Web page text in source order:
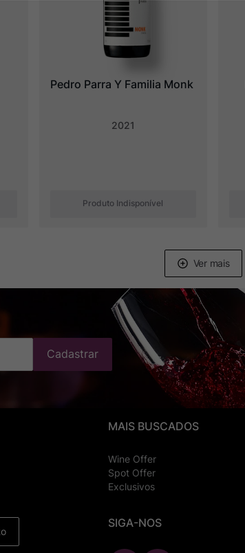
Pedro Parra Y Familia Monk
2021
Produto Indisponível
Cadastrar
MAIS BUSCADOS
Wine Offer
Spot Offer
Exclusivos
SIGA-NOS